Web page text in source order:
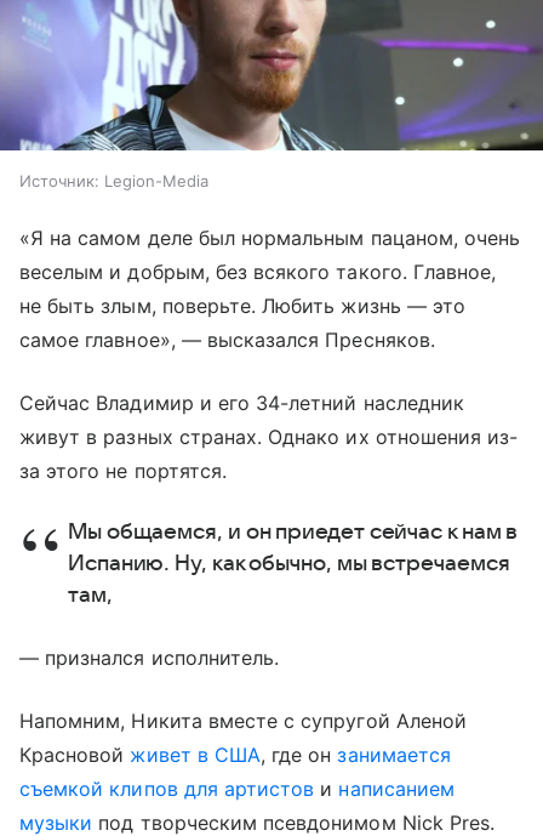
Источник: Legion-Media
«Я на самом деле был нормальным пацаном, очень
веселым и добрым, без всякого такого. Главное,
не быть злым, поверьте. Любить жизнь — это
самое главное», — высказался Пресняков.
Сейчас Владимир и его 34-летний наследник
живут в разных странах. Однако их отношения из-
за этого не портятся.
Мы общаемся, и он приедет сейчас к нам в
Испанию. Ну, как обычно, мы встречаемся
там,
— признался исполнитель.
Напомним, Никита вместе с супругой Аленой
Красновой живет в США, где онзанимается
съемкой клипов для артистов и написанием
музыки под творческим псевдонимом Nick Pres.